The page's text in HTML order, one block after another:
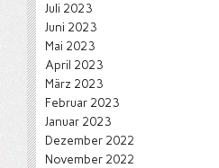
Juli 2023
Juni 2023
Mai 2023
April 2023
März 2023
Februar 2023
Januar 2023
Dezember 2022
November 2022